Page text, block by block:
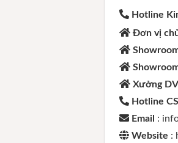
Hotline
Đơn vị
Xưởng DV
Hotline
Email :
Website :